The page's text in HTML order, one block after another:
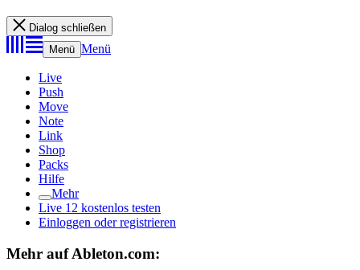
Dialog schließen
Menü Menü
Live
Push
Move
Note
Link
Shop
Packs
Hilfe
Mehr
Live 12 kostenlos testen
Einloggen oder registrieren
Mehr auf Ableton.com: